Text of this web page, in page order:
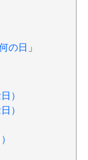
の日 」
）
）